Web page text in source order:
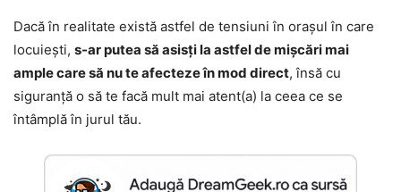
Dacă în realitate există astfel de tensiuni în orașul în care
locuiești, s-ar putea să asisți la astfel de mișcări mai
ample care să nu te afecteze în mod direct, însă cu
siguranță o să te facă mult mai atent(a) la ceea ce se
întâmplă în jurul tău.